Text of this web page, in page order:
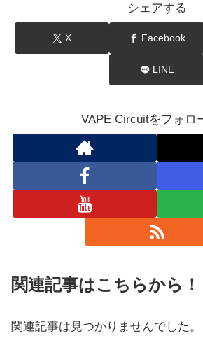
シェアする
X Facebook
LINE
VAPE Circuitをフォロ
関連記事はこちらから！
関連記事は見つかりませんでした。